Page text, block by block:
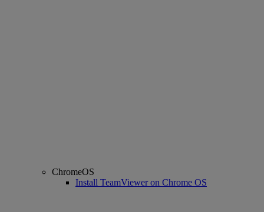
ChromeOS
Install TeamViewer on Chrome OS